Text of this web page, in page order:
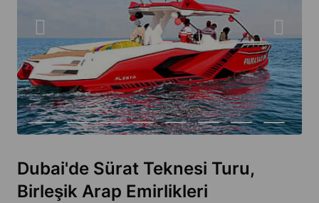
Dubai'de Sürat Teknesi Turu,
Birleşik Arap Emirlikleri